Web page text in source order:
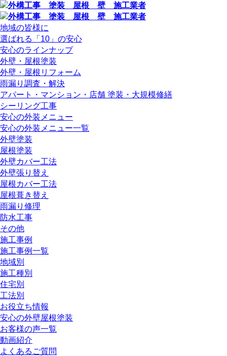
地域の皆様に
選ばれる「10」の安心
安心のラインナップ
外壁・屋根塗装
外壁・屋根リフォーム
雨漏り調査・解決
アパート・マンション・店舗 塗装・大規模修繕
シーリング工事
安心の外装メニュー
安心の外装メニュー一覧
外壁塗装
屋根塗装
外壁カバー工法
外壁張り替え
屋根カバー工法
屋根葺き替え
雨漏り修理
防水工事
その他
施工事例
施工事例一覧
地域別
施工種別
住宅別
工法別
お役立ち情報
安心の外壁屋根塗装
お客様の声一覧
動画紹介
よくあるご質問